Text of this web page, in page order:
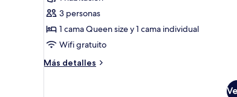
Habitación
familiar
(3
adultes)
3 personas
1 cama Queen size y 1 cama individual
Wifi gratuito
Más detalles
Más